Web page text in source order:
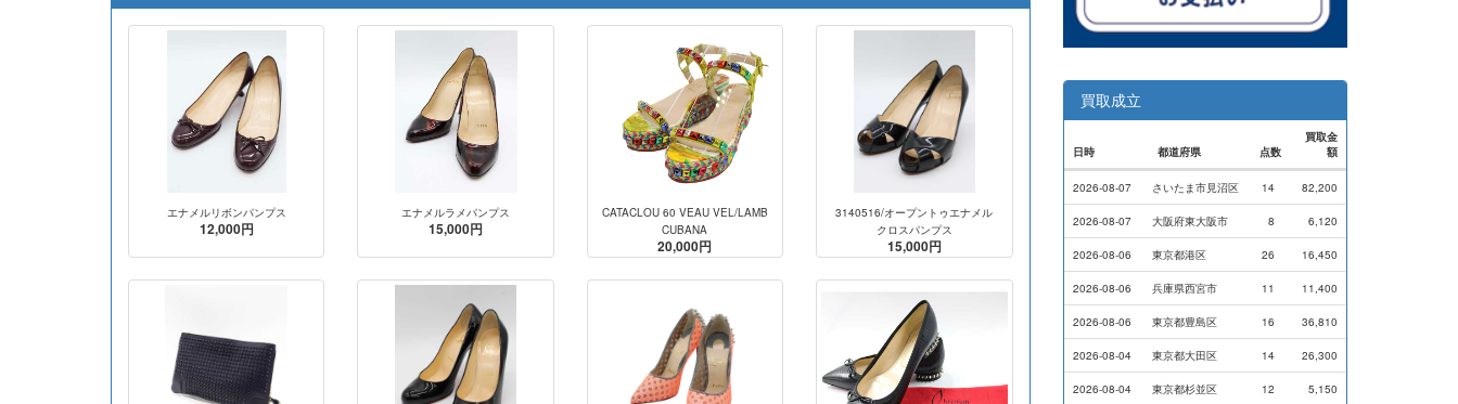
エナメルリボンパンプス
12,000円
エナメルラメパンプス
15,000円
CATACLOU 60 VEAU VEL/LAMB
CUBANA
20,000円
3140516/オープントゥエナメル
クロスパンプス
15,000円
買取成立
日時 都道府県 点数
買取金
額
2026-08-07 さいたま市見沼区 14 82,200
2026-08-07 大阪府東大阪市 8 6,120
2026-08-06 東京都港区 26 16,450
2026-08-06 兵庫県西宮市 11 11,400
2026-08-06 東京都豊島区 16 36,810
2026-08-04 東京都大田区 14 26,300
2026-08-04 東京都杉並区 12 5,150